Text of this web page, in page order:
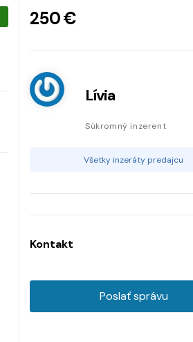
250 €
Lívia
Súkromný inzerent
Všetky inzeráty predajcu
Kontakt
Poslať správu